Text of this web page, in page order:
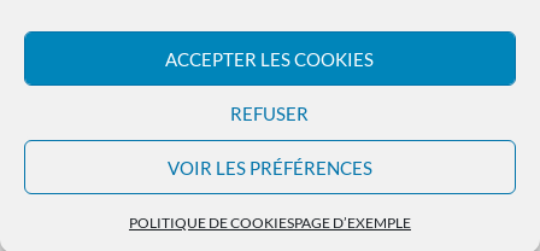
ACCEPTER LES COOKIES
REFUSER
VOIR LES PRÉFÉRENCES
POLITIQUE DE COOKIESPAGE D’EXEMPLE
Les Archives LR PRESSE
WordPresstheme by componentz